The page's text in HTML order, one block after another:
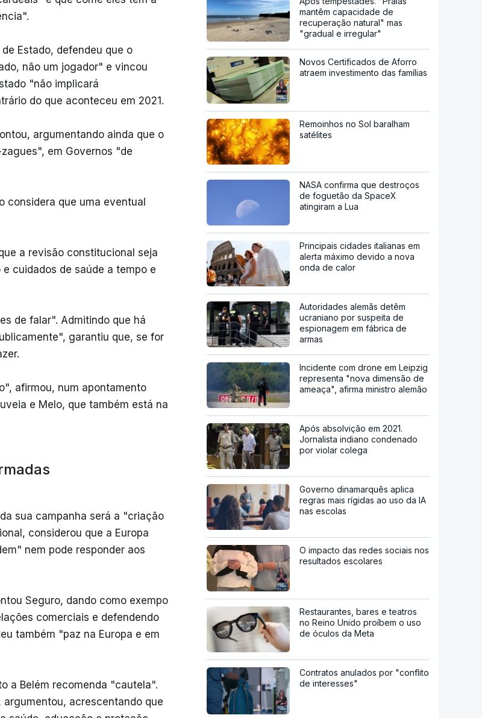
Estado, defendeu que o
não um jogador" e vincou
"não implicará
do que aconteceu em 2021.
argumentando ainda que o
em Governos "de
considera que uma eventual
a revisão constitucional seja
cuidados de saúde a tempo e
de falar". Admitindo que há
garantiu que, se for
afirmou, num apontamento
e Melo, que também está na
sua campanha será a "criação
considerou que a Europa
nem pode responder aos
Seguro, dando como exempo
comerciais e defendendo
também "paz na Europa e em
a Belém recomenda "cautela".
acrescentando que
mantêm capacidade de
recuperação natural" mas
"gradual e irregular"
Novos Certificados de Aforro
atraem investimento das famílias
Remoinhos no Sol baralham
satélites
NASA confirma que destroços
de foguetão da SpaceX
atingiram a Lua
Principais cidades italianas em
alerta máximo devido a nova
onda de calor
Autoridades alemãs detêm
ucraniano por suspeita de
espionagem em fábrica de
armas
Incidente com drone em Leipzig
representa "nova dimensão de
ameaça", afirma ministro alemão
Após absolvição em 2021.
Jornalista indiano condenado
por violar colega
Governo dinamarquês aplica
regras mais rígidas ao uso da IA
nas escolas
O impacto das redes sociais nos
resultados escolares
Restaurantes, bares e teatros
no Reino Unido proíbem o uso
de óculos da Meta
Contratos anulados por "conflito
de interesses"